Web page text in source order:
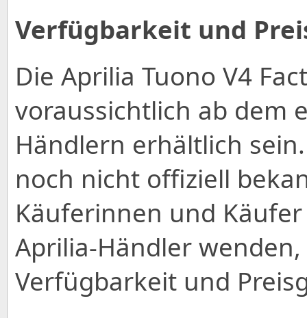
Verfügbarkeit und
Die Aprilia Tuono V4
voraussichtlich ab dem
Händlern erhältlich
noch nicht offiziell
Käuferinnen und
Aprilia-Händler
Verfügbarkeit und